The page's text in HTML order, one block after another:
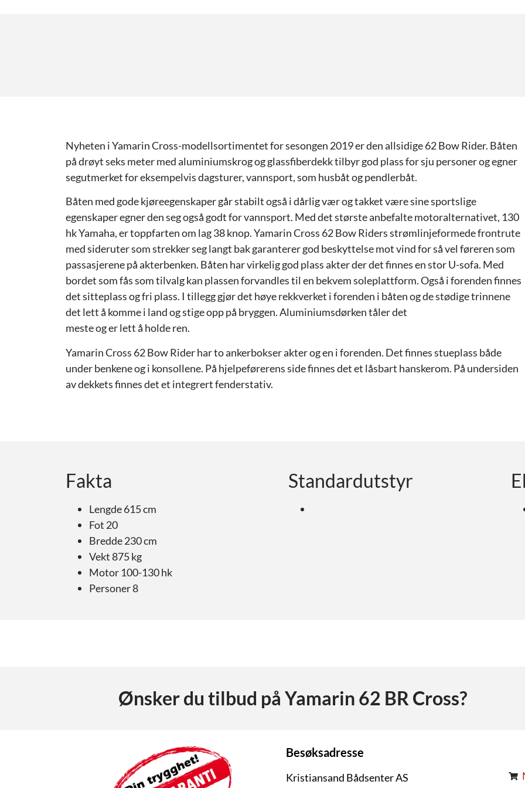
Nyheten i Yamarin Cross-modellsortimentet for sesongen 2019 er den allsidige 62 Bow Rider. Båten
på drøyt seks meter med aluminiumskrog og glassfiberdekk tilbyr god plass for sju personer og egner
segutmerket for eksempelvis dagsturer, vannsport, som husbåt og pendlerbåt.
Båten med gode kjøreegenskaper går stabilt også i dårlig vær og takket være sine sportslige
egenskaper egner den seg også godt for vannsport. Med det største anbefalte motoralternativet, 130
hk Yamaha, er toppfarten om lag 38 knop. Yamarin Cross 62 Bow Riders strømlinjeformede frontrute
med sideruter som strekker seg langt bak garanterer god beskyttelse mot vind for så vel føreren som
passasjerene på akterbenken. Båten har virkelig god plass akter der det finnes en stor U-sofa. Med
bordet som fås som tilvalg kan plassen forvandles til en bekvem soleplattform. Også i forenden finnes
det sitteplass og fri plass. I tillegg gjør det høye rekkverket i forenden i båten og de stødige trinnene
det lett å komme i land og stige opp på bryggen. Aluminiumsdørken tåler det
meste og er lett å holde ren.
Yamarin Cross 62 Bow Rider har to ankerbokser akter og en i forenden. Det finnes stueplass både
under benkene og i konsollene. På hjelpeførerens side finnes det et låsbart hanskerom. På undersiden
av dekkets finnes det et integrert fenderstativ.
Fakta
Lengde 615 cm
Fot 20
Bredde 230 cm
Vekt 875 kg
Motor 100-130 hk
Personer 8
Standardutstyr
Ønsker du tilbud på Yamarin 62 BR Cross?
Besøksadresse
Kristiansand Bådsenter AS